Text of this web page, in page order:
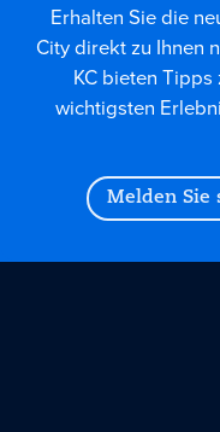
Erhalten Sie die
City direkt zu Ihnen
KC bieten
wichtigsten
Melden Sie